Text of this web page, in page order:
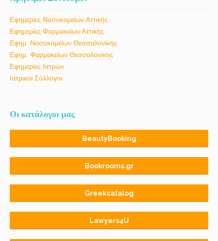
Εφημερίες Νοσοκομείων Αττικής
Εφημερίες Φαρμακείων Αττικής
Εφημ. Νοσοκομείων Θεσσαλονίκης
Εφημ. Φαρμακείων Θεσσαλονίκης
Εφημερίες Ιατρών
Ιατρικοί Σύλλογοι
Οι κατάλογοι μας
BeautyBooking
Bookrooms.gr
Greekcatalog
Lawyers4U